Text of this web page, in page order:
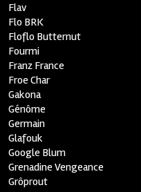
Flav
Flo BRK
Floflo Butternut
Fourmi
Franz France
Froe Char
Gakona
Génôme
Germain
Glafouk
Google Blum
Grenadine Vengeance
Grôprout